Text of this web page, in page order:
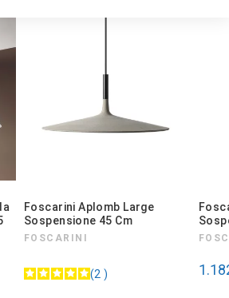
a verifica
Foscarini Aplomb Large
Sospensione 45 Cm
FOSCARINI
2